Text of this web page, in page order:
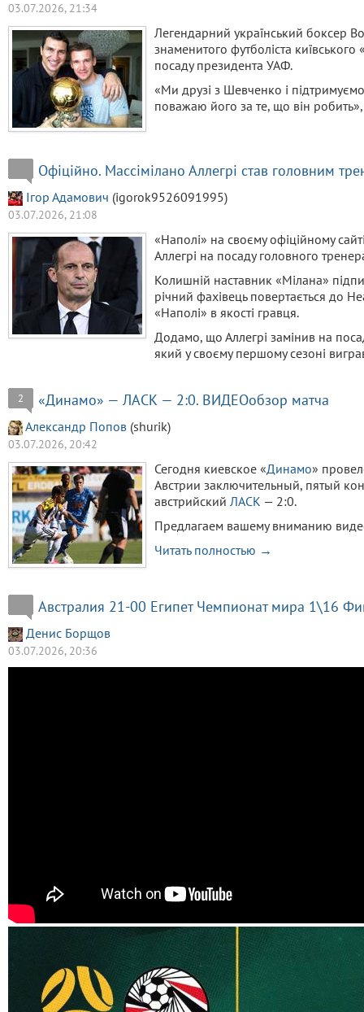
03.07.2026, 21:34
Легендарний український боксер
знаменитого футболіста київського
посаду президента УАФ.
«Ми друзі з Шевченко і
поважаю його за те, що він
Офіційно. Массімілано Аллегрі став головним
Ігор Адамович (igorok9526091995)
03.07.2026, 21:08
«Наполі» на своєму офіційному
Аллегрі на посаду головного
Колишній наставник «Мілана»
річний фахівець повертається до
«Наполі» в якості гравця.
Додамо, що Аллегрі замінив на
який у своєму першому сезоні
2 «Динамо» — ЛАСК — 2:0. ВИДЕОобзор матча
Александр Попов (shurik)
03.07.2026, 20:42
Сегодня киевское «Динамо»
Австрии заключительный, пятый
австрийский ЛАСК — 2:0.
Предлагаем вашему вниманию
Читать полностью →
Австралия 21-00 Египет Чемпионат мира 1\16
Денис Борщов
03.07.2026, 20:36